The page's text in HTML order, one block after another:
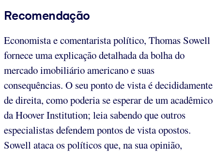
Recomendação
Economista e comentarista político, Thomas Sowell
fornece uma explicação detalhada da bolha do
mercado imobiliário americano e suas
consequências. O seu ponto de vista é decididamente
de direita, como poderia se esperar de um acadêmico
da Hoover Institution; leia sabendo que outros
especialistas defendem pontos de vista opostos.
Sowell ataca os políticos que, na sua opinião,